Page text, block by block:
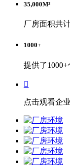
35,000M²
厂房面积共
1000+
提供了1000+

点击观看企